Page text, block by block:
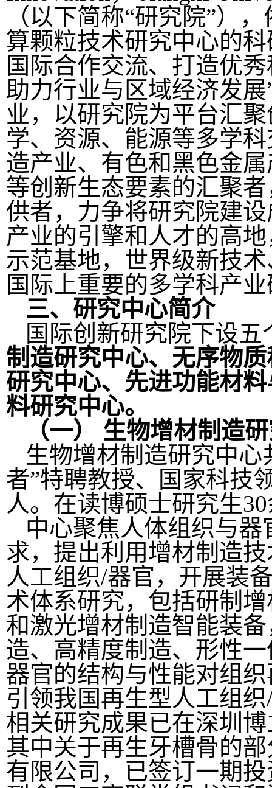
（以下简称“研究院”）
算颗粒技术研究中心的
国际合作交流、打造优
助力行业与区域经济发
业，以研究院为平台汇
学、资源、能源等多学
造产业、有色和黑色金
等创新生态要素的汇聚
供者，力争将研究院建
产业的引擎和人才的高
示范基地，世界级新技
国际上重要的多学科产
三、研究中心简介
国际创新研究院下设
制造研究中心、无序物
研究中心、先进功能材
料研究中心。
（一） 生物增材制造
生物增材制造研究中心
者”特聘教授、国家科技
人。在读博硕士研究生
中心聚焦人体组织与
求，提出利用增材制造
人工组织/器官，开展装
术体系研究，包括研制
和激光增材制造智能装
造、高精度制造、形性
器官的结构与性能对组
引领我国再生型人工组
相关研究成果已在深圳
其中关于再生牙槽骨的
有限公司，已签订一期